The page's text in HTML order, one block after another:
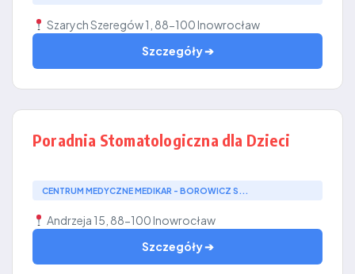
Szarych Szeregów 1, 88-100 Inowrocław
Szczegóły ➔
Poradnia Stomatologiczna dla Dzieci
CENTRUM MEDYCZNE MEDIKAR - BOROWICZ S...
Andrzeja 15, 88-100 Inowrocław
Szczegóły ➔